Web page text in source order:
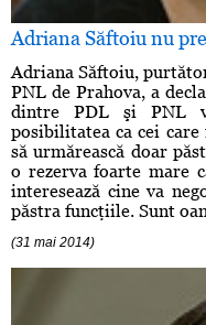
Adriana Săftoiu nu
Adriana Săftoiu,
PNL de Prahova, a
dintre PDL şi PNL
posibilitatea ca cei care
să urmărească doar
o rezerva foarte mare
interesează cine va
păstra funcţiile. Sunt
(31 mai 2014)